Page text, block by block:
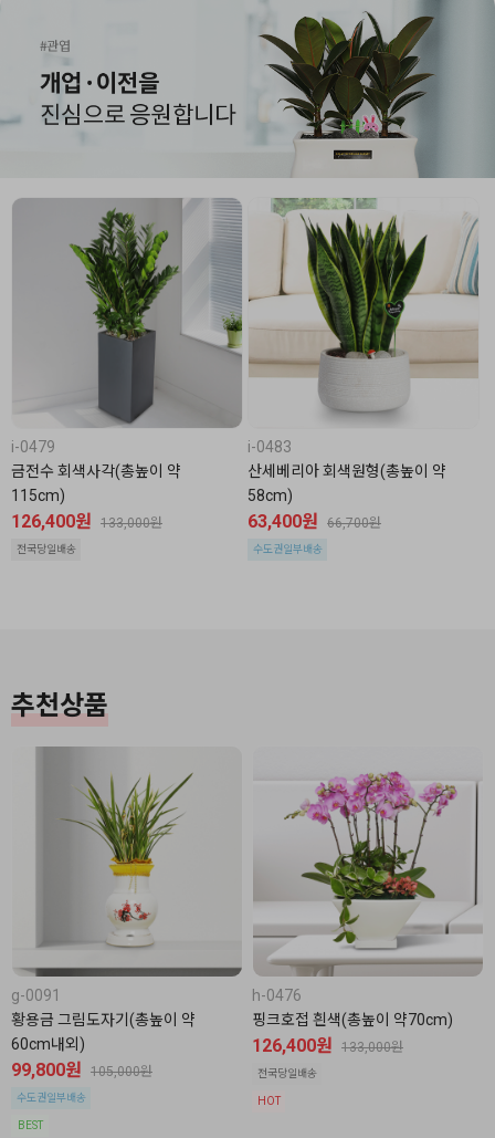
i-0479
금전수 회색사각(총높이 약
115cm)
126,400원 133,000원
전국당일배송
i-0483
산세베리아 회색원형(총높이 약
58cm)
63,400원 66,700원
수도권일부배송
추천상품
g-0091
황용금 그림도자기(총높이 약
60cm내외)
99,800원 105,000원
수도권일부배송
BEST
h-0476
핑크호접 흰색(총높이 약70cm)
126,400원 133,000원
전국당일배송
HOT